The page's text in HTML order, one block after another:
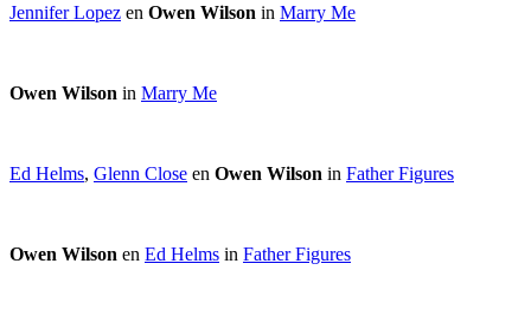
Jennifer Lopez en Owen Wilson in Marry Me
Owen Wilson in Marry Me
Ed Helms, Glenn Close en Owen Wilson in Father Figures
Owen Wilson en Ed Helms in Father Figures